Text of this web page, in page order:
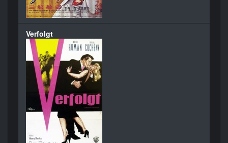
Verfolgt